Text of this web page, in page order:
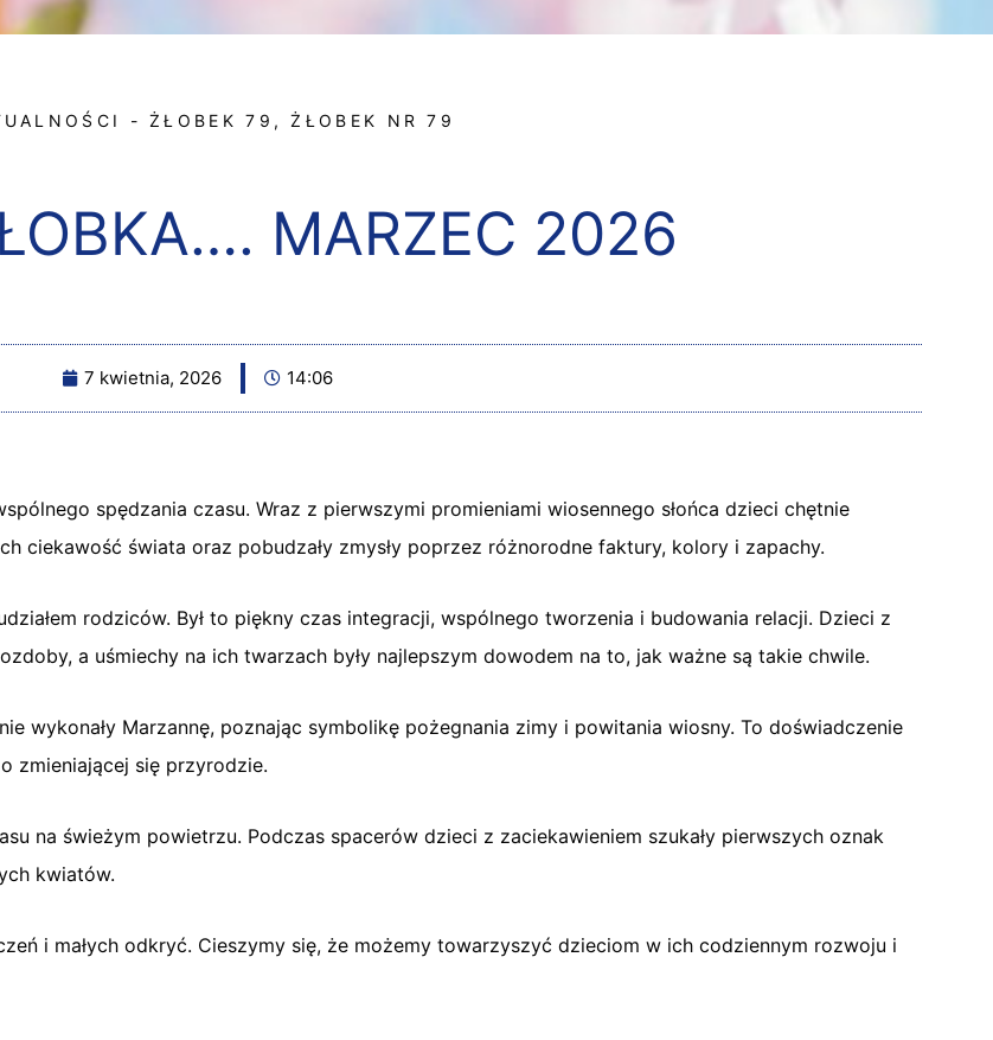
- ŻŁOBEK 79 ,ŻŁOBEK NR 79
MARZEC 2026
7 kwietnia, 2026 14:06
spędzania czasu. Wraz z pierwszymi promieniami wiosennego słońca dzieci chętnie
ciekawość świata oraz pobudzały zmysły poprzez różnorodne faktury, kolory i zapachy.
rodziców. Był to piękny czas integracji, wspólnego tworzenia i budowania relacji. Dzieci z
a uśmiechy na ich twarzach były najlepszym dowodem na to, jak ważne są takie chwile.
wykonały Marzannę, poznając symbolikę pożegnania zimy i powitania wiosny. To doświadczenie
zmieniającej się przyrodzie.
na świeżym powietrzu. Podczas spacerów dzieci z zaciekawieniem szukały pierwszych oznak
kwiatów.
i małych odkryć. Cieszymy się, że możemy towarzyszyć dzieciom w ich codziennym rozwoju i